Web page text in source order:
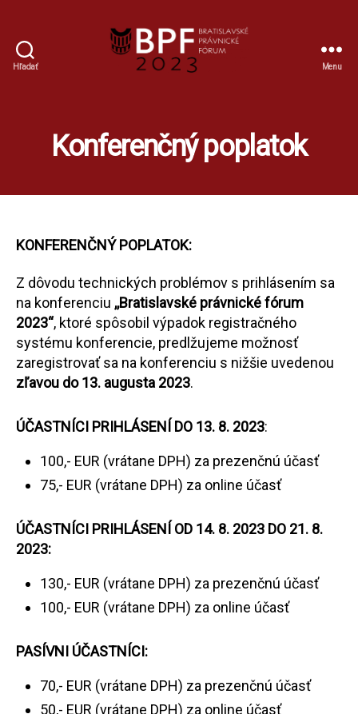
Hľadať Menu
Konferenčný poplatok
KONFERENČNÝ POPLATOK:
Z dôvodu technických problémov s prihlásením sa
na konferenciu ,,Bratislavské právnické fórum
2023“, ktoré spôsobil výpadok registračného
systému konferencie, predlžujeme možnosť
zaregistrovať sa na konferenciu s nižšie uvedenou
zľavou do 13. augusta 2023.
ÚČASTNÍCI PRIHLÁSENÍ DO 13. 8. 2023:
100,- EUR (vrátane DPH) za prezenčnú účasť
75,- EUR (vrátane DPH) za online účasť
ÚČASTNÍCI PRIHLÁSENÍ OD 14. 8. 2023 DO 21. 8.
2023:
130,- EUR (vrátane DPH) za prezenčnú účasť
100,- EUR (vrátane DPH) za online účasť
PASÍVNI ÚČASTNÍCI:
70,- EUR (vrátane DPH) za prezenčnú účasť
50,- EUR (vrátane DPH) za online účasť